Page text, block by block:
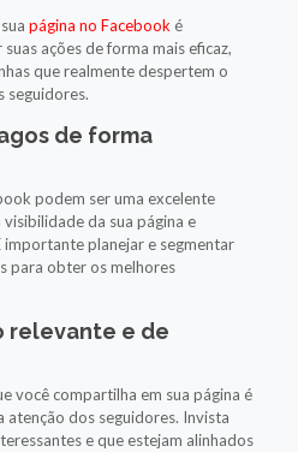
página no Facebook é
ações de forma mais eficaz,
que realmente despertem o
seguidores.
de forma
podem ser uma excelente
da sua página e
importante planejar e segmentar
para obter os melhores
relevante e de
você compartilha em sua página é
atenção dos seguidores. Invista
e que estejam alinhados